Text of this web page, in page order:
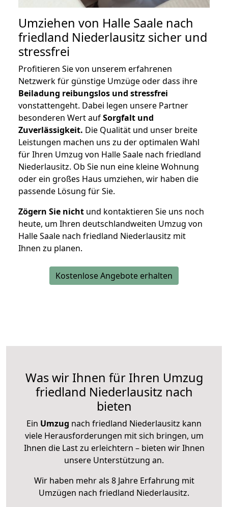
Umziehen von Halle Saale nach
friedland Niederlausitz sicher und
stressfrei
Profitieren Sie von unserem erfahrenen
Netzwerk für günstige Umzüge oder dass ihre
Beiladung reibungslos und stressfrei
vonstattengeht. Dabei legen unsere Partner
besonderen Wert aufSorgfalt und
Zuverlässigkeit. Die Qualität und unser breite
Leistungen machen uns zu der optimalen Wahl
für Ihren Umzug von Halle Saale nach friedland
Niederlausitz. Ob Sie nun eine kleine Wohnung
oder ein großes Haus umziehen, wir haben die
passende Lösung für Sie.
Zögern Sie nicht und kontaktieren Sie uns noch
heute, um Ihren deutschlandweiten Umzug von
Halle Saale nach friedland Niederlausitz mit
Ihnen zu planen.
Kostenlose Angebote erhalten
Was wir Ihnen für Ihren Umzug
friedland Niederlausitz nach
bieten
Ein Umzug nach friedland Niederlausitz kann
viele Herausforderungen mit sich bringen, um
Ihnen die Last zu erleichtern – bieten wir Ihnen
unsere Unterstützung an.
Wir haben mehr als 8 Jahre Erfahrung mit
Umzügen nach friedland Niederlausitz.